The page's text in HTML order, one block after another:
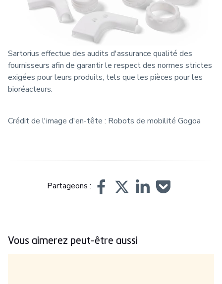
Sartorius effectue des audits d'assurance qualité des
fournisseurs afin de garantir le respect des normes strictes
exigées pour leurs produits, tels que les pièces pour les
bioréacteurs.
Crédit de l'image d'en-tête : Robots de mobilité Gogoa
Partageons :
Vous aimerez peut-être aussi